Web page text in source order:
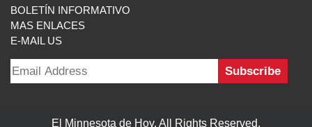
Follow Us On:
INICIO
MISIÓN